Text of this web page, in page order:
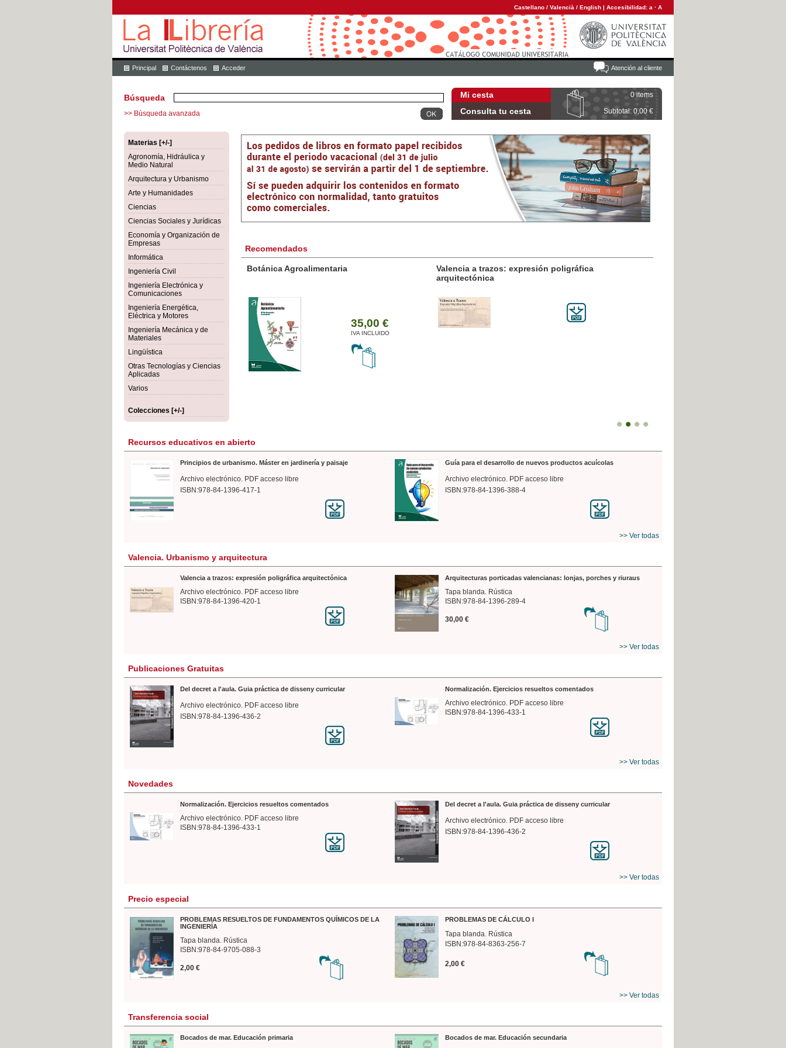
Castellano / Valencià / English | Accesibilidad: a · A
Atención al cliente
Principal Contáctenos Acceder
Mi cesta 0 items
Consulta tu cesta Subtotal: 0,00 €
Búsqueda
>> Búsqueda avanzada
Materias [+/-]
Agronomía, Hidráulica y
Medio Natural
Arquitectura y Urbanismo
Arte y Humanidades
Ciencias
Ciencias Sociales y Jurídicas
Economía y Organización de
Empresas
Informática
Ingeniería Civil
Ingeniería Electrónica y
Comunicaciones
Ingeniería Energética,
Eléctrica y Motores
Ingeniería Mecánica y de
Materiales
Lingüística
Otras Tecnologías y Ciencias
Aplicadas
Varios
Colecciones [+/-]
Recomendados
Botánica Agroalimentaria
35,00 €
IVA INCLUIDO
Valencia a trazos: expresión poligráfica
arquitectónica
Recursos educativos en abierto
Principios de urbanismo. Máster en jardinería y paisaje
Archivo electrónico. PDF acceso libre
ISBN:978-84-1396-417-1
Guía para el desarrollo de nuevos productos acuícolas
Archivo electrónico. PDF acceso libre
ISBN:978-84-1396-388-4
>> Ver todas
Valencia. Urbanismo y arquitectura
Valencia a trazos: expresión poligráfica arquitectónica
Archivo electrónico. PDF acceso libre
ISBN:978-84-1396-420-1
Arquitecturas porticadas valencianas: lonjas, porches y riuraus
Tapa blanda. Rústica
ISBN:978-84-1396-289-4
30,00 €
>> Ver todas
Publicaciones Gratuitas
Del decret a l'aula. Guia práctica de disseny curricular
Archivo electrónico. PDF acceso libre
ISBN:978-84-1396-436-2
Normalización. Ejercicios resueltos comentados
Archivo electrónico. PDF acceso libre
ISBN:978-84-1396-433-1
>> Ver todas
Novedades
Normalización. Ejercicios resueltos comentados
Archivo electrónico. PDF acceso libre
ISBN:978-84-1396-433-1
Del decret a l'aula. Guia práctica de disseny curricular
Archivo electrónico. PDF acceso libre
ISBN:978-84-1396-436-2
>> Ver todas
Precio especial
PROBLEMAS RESUELTOS DE FUNDAMENTOS QUÍMICOS DE LA
INGENIERÍA
Tapa blanda. Rústica
ISBN:978-84-9705-088-3
2,00 €
PROBLEMAS DE CÁLCULO I
Tapa blanda. Rústica
ISBN:978-84-8363-256-7
2,00 €
>> Ver todas
Transferencia social
Bocados de mar. Educación primaria Bocados de mar. Educación secundaria